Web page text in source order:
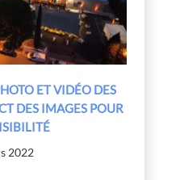
ET VIDÉO DES
DES IMAGES POUR
2022